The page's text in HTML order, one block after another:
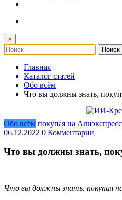
×
Главная
Каталог статей
Обо всём
Что вы должны знать,
Обо всём покупая на Алиэкспресс
06.12.2022 0 Комментарии
Что вы должны знать,
Что вы должны знать, покупая на